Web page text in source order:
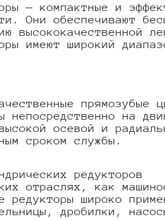
— компактные и
Они обеспечивают
высококачественной
имеют широкий
непосредственно на
осевой и
сроком службы.
редукторов
отраслях, как
редукторы широко
дробилки,